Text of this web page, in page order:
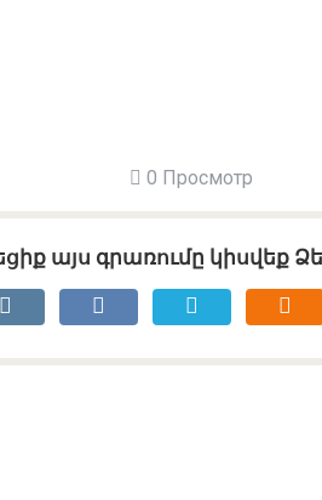
0 Просмотр
այս գրառումը կիսվեք